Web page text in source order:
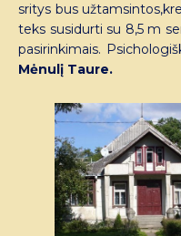
sritys bus
teks susidurti su 8,5 m
pasirinkimais.
Mėnulį Taure.